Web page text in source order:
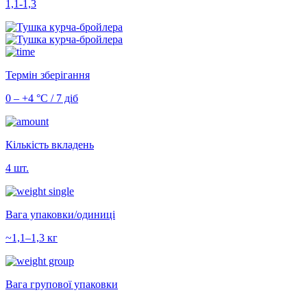
1,1-1,3
Термін зберігання
0 – +4 °С / 7 діб
Кількість вкладень
4 шт.
Вага упаковки/одиниці
~1,1–1,3 кг
Вага групової упаковки